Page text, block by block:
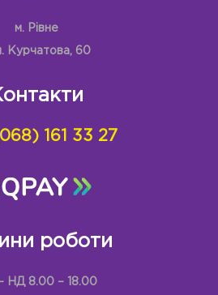
м. Рівне
Курчатова, 60
161 33 27
роботи
НД 8.00 – 18.00